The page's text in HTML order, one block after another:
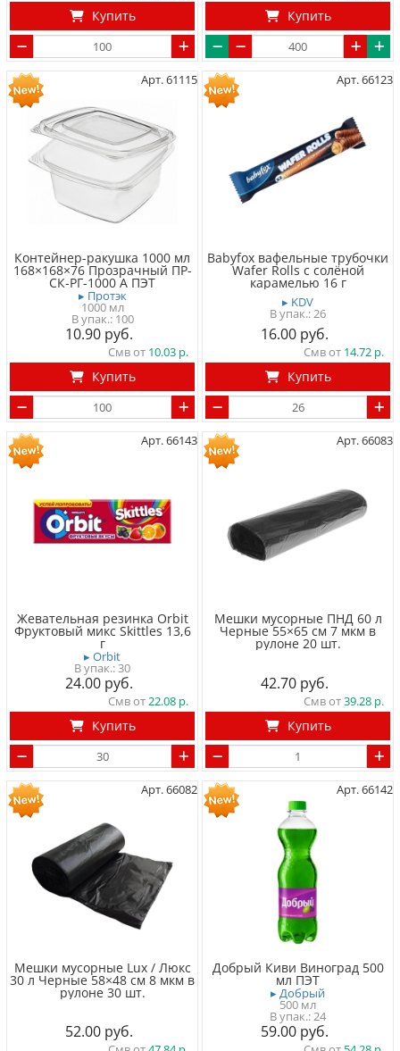
Купить Купить
Арт. 61115
Контейнер-ракушка 1000 мл
168×168×76 Прозрачный ПР-
СК-РГ-1000 А ПЭТ
▸ Протэк
1000 мл
100
10.90
Смв от 10.03
Купить
Арт. 66123
Babyfox вафельные трубочки
Wafer Rolls с солёной
карамелью 16 г
▸ KDV
26
16.00
Смв от 14.72
Купить
Арт. 66143
Жевательная резинка Orbit
Фруктовый микс Skittles 13,6
г
▸ Orbit
30
24.00
Смв от22.08
Купить
Арт. 66083
Мешки мусорные ПНД 60 л
Черные 55×65 см 7 мкм в
рулоне 20 шт.
42.70
Смв от39.28
Купить
Арт. 66082
Мешки мусорные Lux / Люкс
30 л Черные 58×48 см 8 мкм в
рулоне 30 шт.
52.00
Арт. 66142
Добрый Киви Виноград 500
мл ПЭТ
▸ Добрый
500 мл
24
59.00